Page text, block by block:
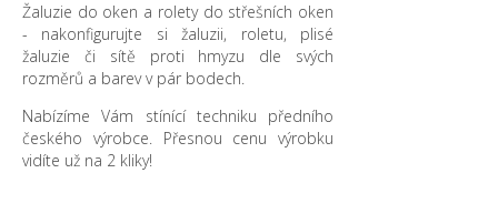
Žaluzie do oken a rolety do střešních oken
- nakonfigurujte si žaluzii, roletu, plisé
žaluzie či sítě proti hmyzu dle svých
rozměrů a barev v pár bodech.
Nabízíme Vám stínící techniku předního
českého výrobce. Přesnou cenu výrobku
vidíte už na 2 kliky!